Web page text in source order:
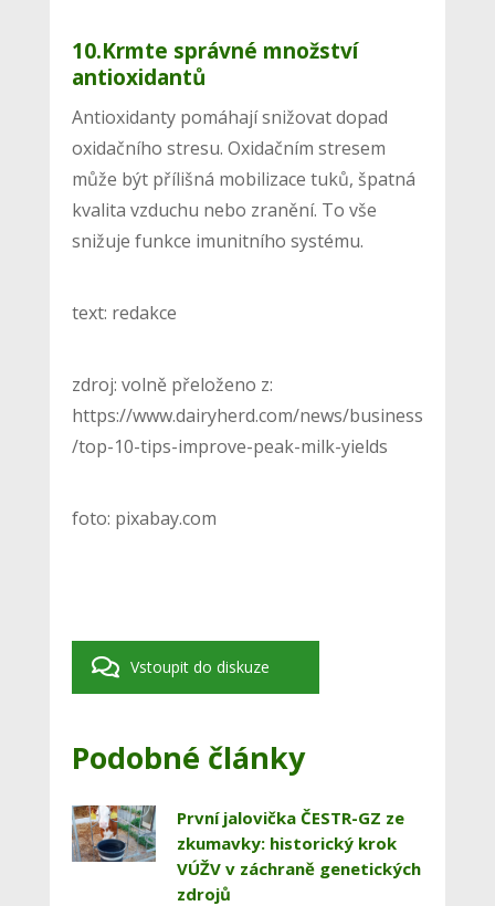
10.Krmte správné množství
antioxidantů
Antioxidanty pomáhají snižovat dopad
oxidačního stresu. Oxidačním stresem
může být přílišná mobilizace tuků, špatná
kvalita vzduchu nebo zranění. To vše
snižuje funkce imunitního systému.
text: redakce
zdroj: volně přeloženo z:
https://www.dairyherd.com/news/business
/top-10-tips-improve-peak-milk-yields
foto: pixabay.com
Vstoupit do diskuze
Podobné články
První jalovička ČESTR-GZ ze
zkumavky: historický krok
VÚŽV v záchraně genetických
zdrojů